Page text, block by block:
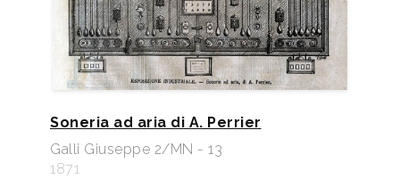
Soneria ad aria di A. Perrier
Galli Giuseppe 2/MN - 13
1871